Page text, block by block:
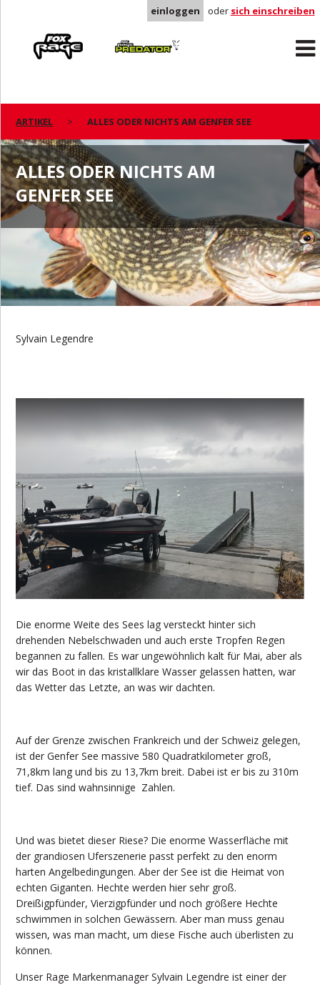
einloggen oder sich einschreiben
Predator
ARTIKEL ALLES ODER NICHTS AM GENFER SEE
ALLES ODER NICHTS AM
GENFER SEE
Sylvain Legendre
Die enorme Weite des Sees lag versteckt hinter sich
drehenden Nebelschwaden und auch erste Tropfen Regen
begannen zu fallen. Es war ungewöhnlich kalt für Mai, aber als
wir das Boot in das kristallklare Wasser gelassen hatten, war
das Wetter das Letzte, an was wir dachten.
Auf der Grenze zwischen Frankreich und der Schweiz gelegen,
ist der Genfer See massive 580 Quadratkilometer groß,
71,8km lang und bis zu 13,7km breit. Dabei ist er bis zu 310m
tief. Das sind wahnsinnige Zahlen.
Und was bietet dieser Riese? Die enorme Wasserfläche mit
der grandiosen Uferszenerie passt perfekt zu den enorm
harten Angelbedingungen. Aber der See ist die Heimat von
echten Giganten. Hechte werden hier sehr groß.
Dreißigpfünder, Vierzigpfünder und noch größere Hechte
schwimmen in solchen Gewässern. Aber man muss genau
wissen, was man macht, um diese Fische auch überlisten zu
können.
Unser Rage Markenmanager Sylvain Legendre ist einer der